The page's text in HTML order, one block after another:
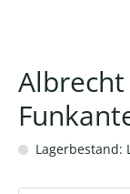
Albrecht
Lagerbestand: